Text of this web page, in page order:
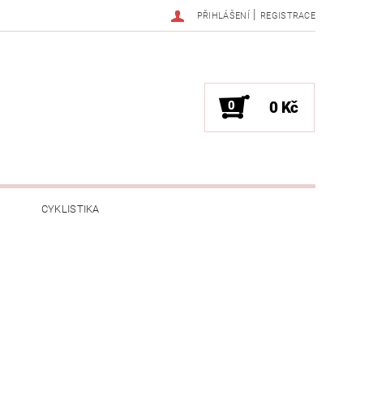
PŘIHLÁŠENÍ | REGISTRACE
0 0 Kč
CYKLISTIKA